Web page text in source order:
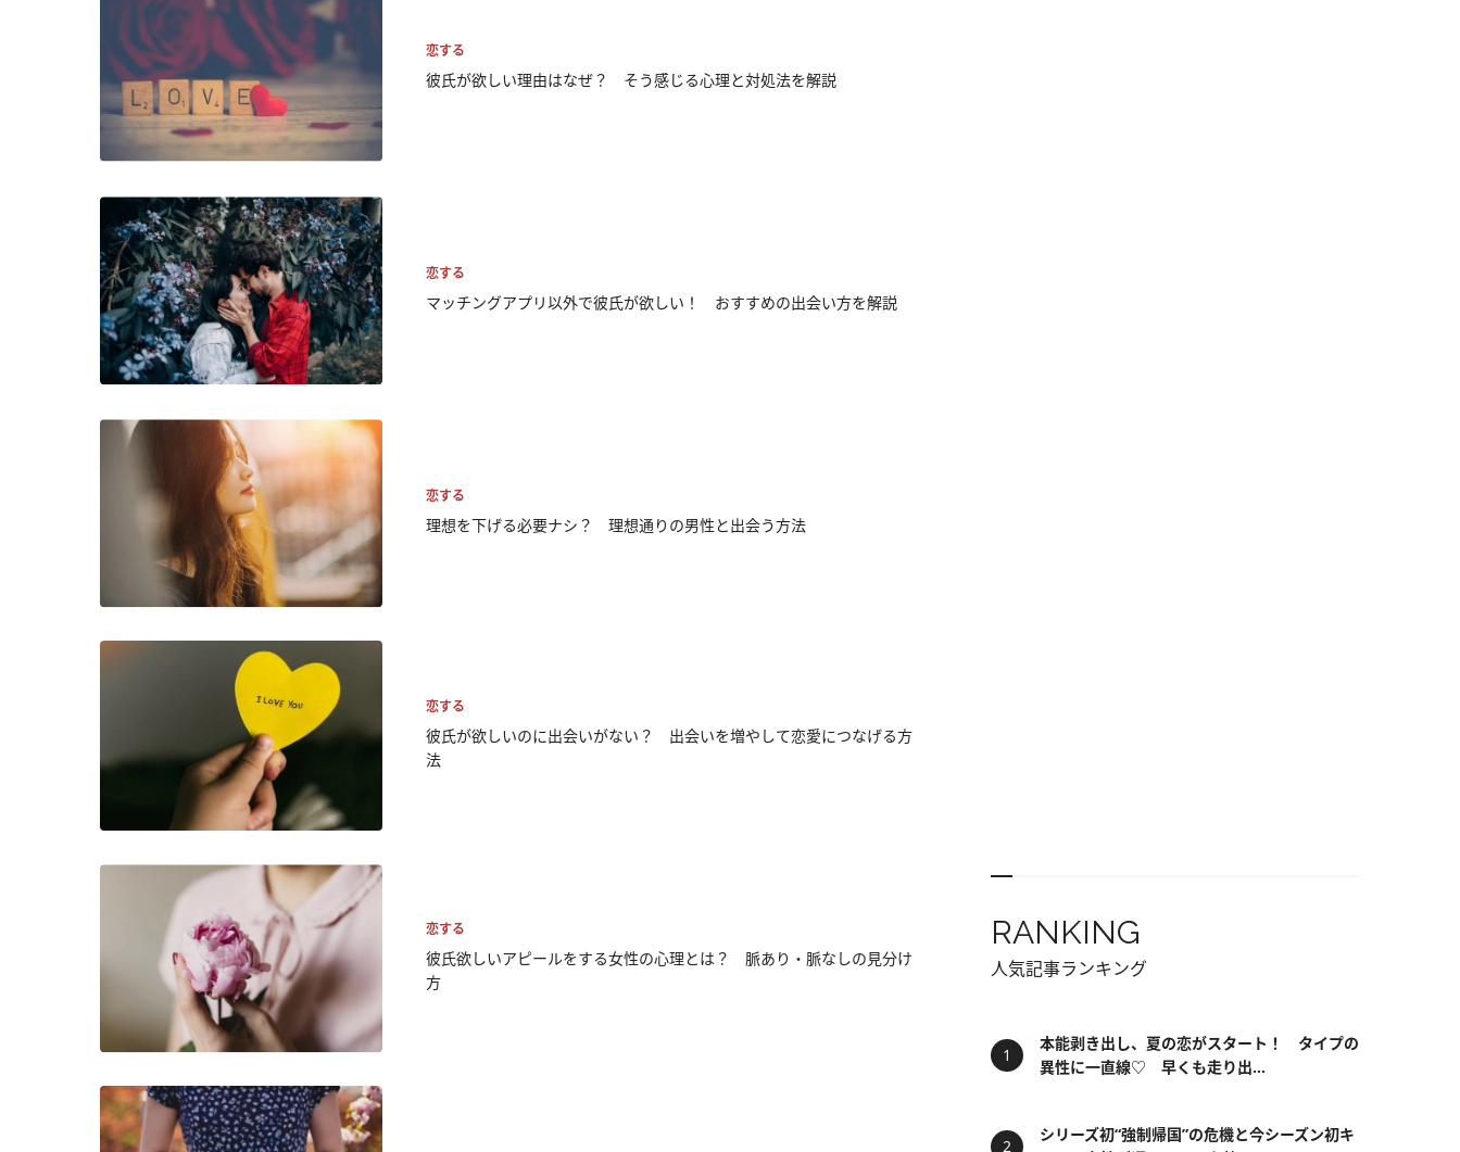
恋する
彼氏が欲しい理由はなぜ？ そう感じる心理と対処法を解説
恋する
マッチングアプリ以外で彼氏が欲しい！ おすすめの出会い方を解説
恋する
理想を下げる必要ナシ？ 理想通りの男性と出会う方法
恋する
彼氏が欲しいのに出会いがない？ 出会いを増やして恋愛につなげる方
法
恋する
彼氏欲しいアピールをする女性の心理とは？ 脈あり・脈なしの見分け
方
RANKING
人気記事ランキング
本能剥き出し、夏の恋がスタート！ タイプの
異性に一直線♡ 早くも走り出...
シリーズ初“強制帰国”の危機と今シーズン初キ